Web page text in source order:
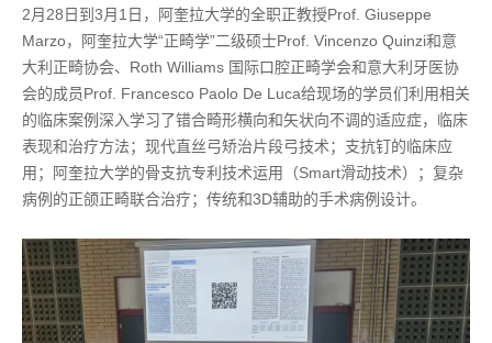
2月28日到3月1日，阿奎拉大学的全职正教授Prof. Giuseppe
Marzo，阿奎拉大学“正畸学”二级硕士Prof. Vincenzo Quinzi和意
大利正畸协会、Roth Williams 国际口腔正畸学会和意大利牙医协
会的成员Prof. Francesco Paolo De Luca给现场的学员们利用相关
的临床案例深入学习了错合畸形横向和矢状向不调的适应症，临床
表现和治疗方法；现代直丝弓矫治片段弓技术；支抗钉的临床应
用；阿奎拉大学的骨支抗专利技术运用（Smart滑动技术）；复杂
病例的正颌正畸联合治疗；传统和3D辅助的手术病例设计。